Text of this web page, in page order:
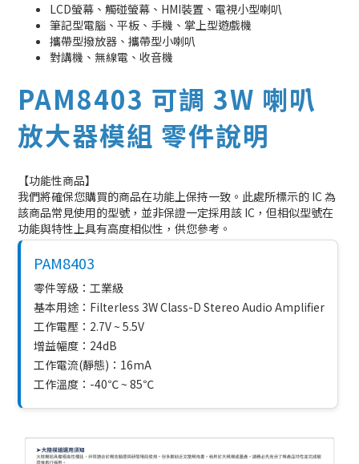
LCD螢幕、觸碰螢幕、HMI裝置、電視小型喇叭
筆記型電腦、平板、手機、掌上型遊戲機
攜帶型撥放器、攜帶型小喇叭
對講機、無線電、收音機
PAM8403 可調 3W 喇叭
放大器模組 零件說明
【功能性商品】
我們將確保您購買的商品在功能上保持一致。此處所標示的 IC 為
該商品常見使用的型號，並非保證一定採用該 IC，但相似型號在
功能與特性上具有高度相似性，供您參考。
PAM8403
零件等級：工業級
基本用途：Filterless 3W Class-D Stereo Audio Amplifier
工作電壓：2.7V ~ 5.5V
增益幅度：24dB
工作電流(靜態)：16mA
工作溫度：-40℃ ~ 85℃